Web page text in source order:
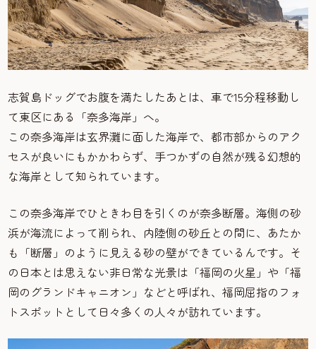
志賀島ドッグでお腹を満たしたあとは、車で15分程移動し
て東区にある「奈多海岸」へ。
この奈多海岸は玄界灘に面した海岸で、都市部からのアク
セスが良いにもかかわらず、手つかずの自然が残る幻想的
な海岸として知られています。
この奈多海岸でひときわ目を引くのが奈多断層。海側の砂
浜が海流によって削られ、内陸側の砂丘との間に、あたか
も「断層」のように見える砂の壁ができているんです。そ
の日本とは思えない非日常な光景は「福岡の火星」や「福
岡のグランドキャニオン」などと呼ばれ、福岡屈指のフォ
トスポットとして日々多くの人々が訪れています。